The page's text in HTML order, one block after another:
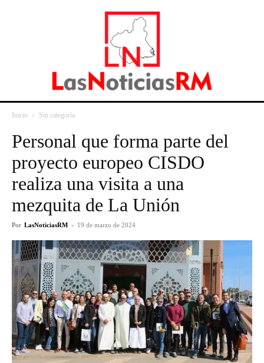
Inicio Sin categoría
Personal que forma parte del
proyecto europeo CISDO
realiza una visita a una
mezquita de La Unión
Por LasNoticiasRM - 19 de marzo de 2024